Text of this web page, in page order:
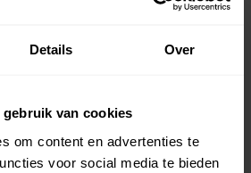
Details Over
gebruik van cookies
om content en advertenties te
voor social media te bieden
0%